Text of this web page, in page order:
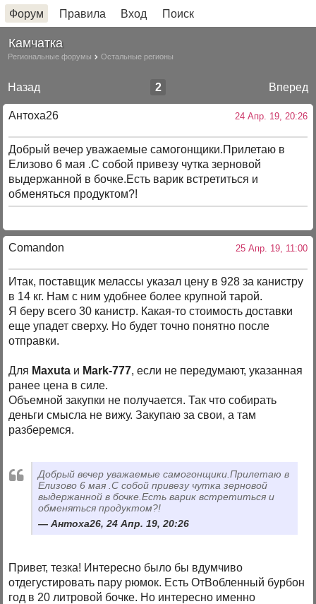
Форум Правила Вход Поиск
Камчатка
Региональные форумы Остальные регионы
Назад Вперед
2
Антоха26 24 Апр. 19, 20:26
Добрый вечер уважаемые самогонщики.Прилетаю в
Елизово 6 мая .С собой привезу чутка зерновой
выдержанной в бочке.Есть варик встретиться и
обменяться продуктом?!
Comandon 25 Апр. 19, 11:00
Итак, поставщик мелассы указал цену в 928 за канистру
в 14 кг. Нам с ним удобнее более крупной тарой.
Я беру всего 30 канистр. Какая-то стоимость доставки
еще упадет сверху. Но будет точно понятно после
отправки.
Для Maxuta и Mark-777, если не передумают, указанная
ранее цена в силе.
Объемной закупки не получается. Так что собирать
деньги смысла не вижу. Закупаю за свои, а там
разберемся.
Добрый вечер уважаемые самогонщики.Прилетаю в
Елизово 6 мая .С собой привезу чутка зерновой
выдержанной в бочке.Есть варик встретиться и
обменяться продуктом?!
Антоха26, 24 Апр. 19, 20:26
Привет, тезка! Интересно было бы вдумчиво
отдегустировать пару рюмок. Есть ОтВобленный бурбон
год в 20 литровой бочке. Но интересно именно